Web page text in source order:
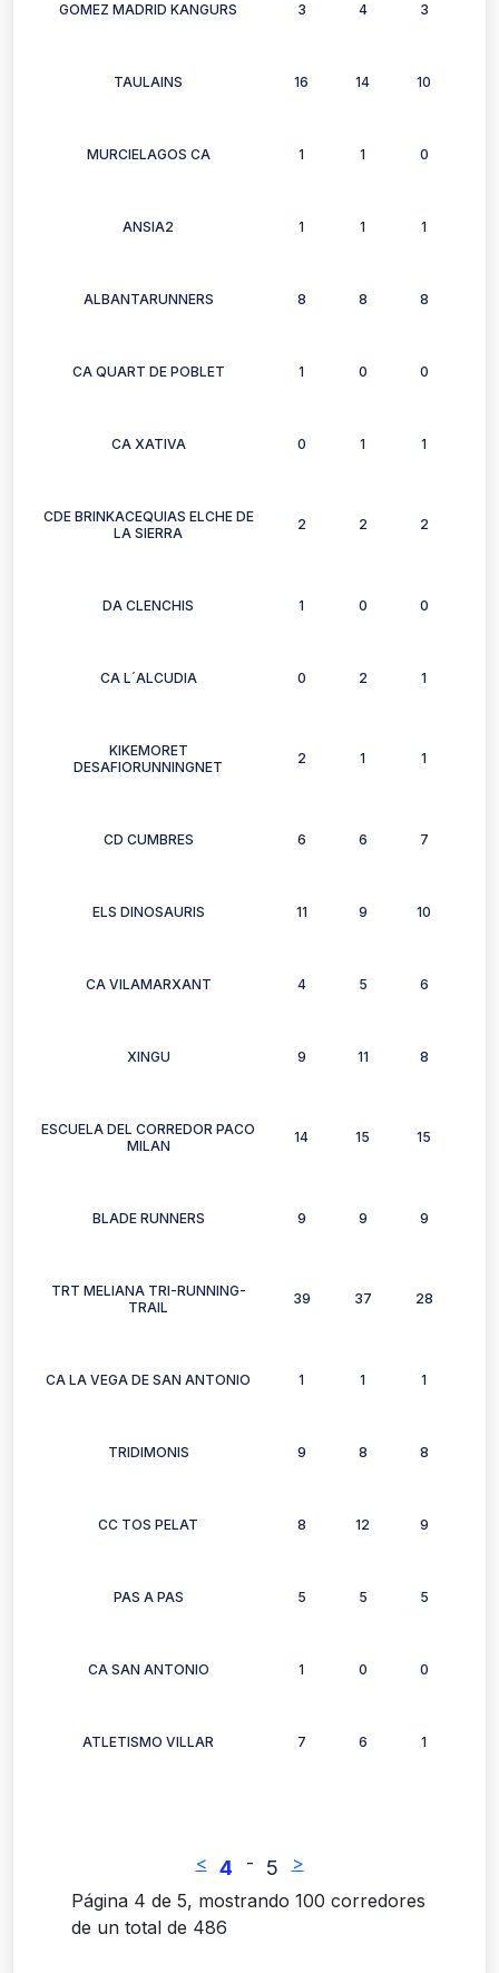
GOMEZ MADRID KANGURS 3 4 3
TAULAINS 16 14 10
MURCIELAGOS CA 1 1 0
ANSIA2 1 1 1
ALBANTARUNNERS 8 8 8
CA QUART DE POBLET 1 0 0
CA XATIVA 0 1 1
CDE BRINKACEQUIAS ELCHE DE
LA SIERRA
2 2 2
DA CLENCHIS 1 0 0
CA L´ALCUDIA 0 2 1
KIKEMORET
DESAFIORUNNINGNET
2 1 1
CD CUMBRES 6 6 7
ELS DINOSAURIS 11 9 10
CA VILAMARXANT 4 5 6
XINGU 9 11 8
ESCUELA DEL CORREDOR PACO
MILAN
14 15 15
BLADE RUNNERS 9 9 9
TRT MELIANA TRI-RUNNING-
TRAIL
39 37 28
CA LA VEGA DE SAN ANTONIO 1 1 1
TRIDIMONIS 9 8 8
CC TOS PELAT 8 12 9
PAS A PAS 5 5 5
CA SAN ANTONIO 1 0 0
ATLETISMO VILLAR 7 6 1
< 4 - 5
>
Página 4 de 5, mostrando 100 corredores
de un total de 486